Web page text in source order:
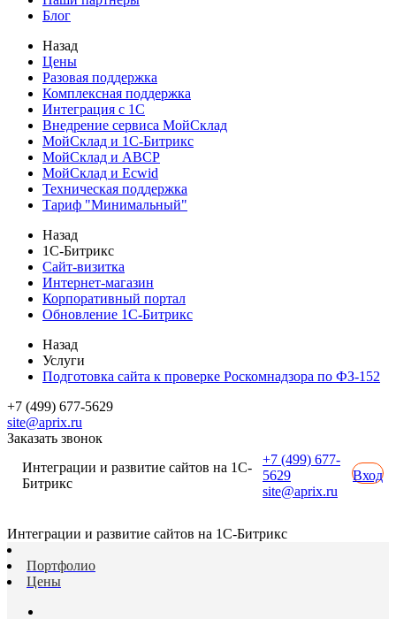
Блог
Назад
Цены
Разовая поддержка
Комплексная поддержка
Интеграция с 1С
Внедрение сервиса МойСклад
МойСклад и 1С-Битрикс
МойСклад и ABCP
МойСклад и Ecwid
Техническая поддержка
Тариф "Минимальный"
Назад
1С-Битрикс
Сайт-визитка
Интернет-магазин
Корпоративный портал
Обновление 1С-Битрикс
Назад
Услуги
Подготовка сайта к проверке Роскомнадзора по ФЗ-152
+7 (499) 677-5629
site@aprix.ru
Заказать звонок
Интеграции и развитие сайтов на 1С-
Битрикс
+7 (499) 677-
5629
site@aprix.ru
Вход
Интеграции и развитие сайтов на 1С-Битрикс
Портфолио
Цены